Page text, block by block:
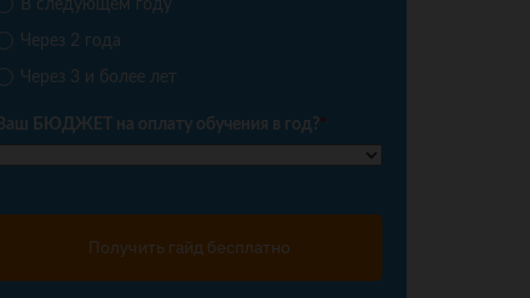
В следующем году
Через 2 года
Через 3 и более лет
Ваш БЮДЖЕТ на оплату обучения в год?*
Получить гайд бесплатно